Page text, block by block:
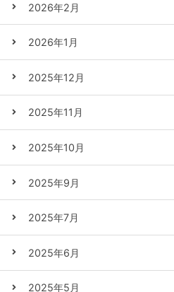
2026年2月
2026年1月
2025年12月
2025年11月
2025年10月
2025年9月
2025年7月
2025年6月
2025年5月